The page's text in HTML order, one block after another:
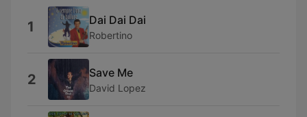
1 Dai Dai Dai
Robertino
2 Save Me
David Lopez